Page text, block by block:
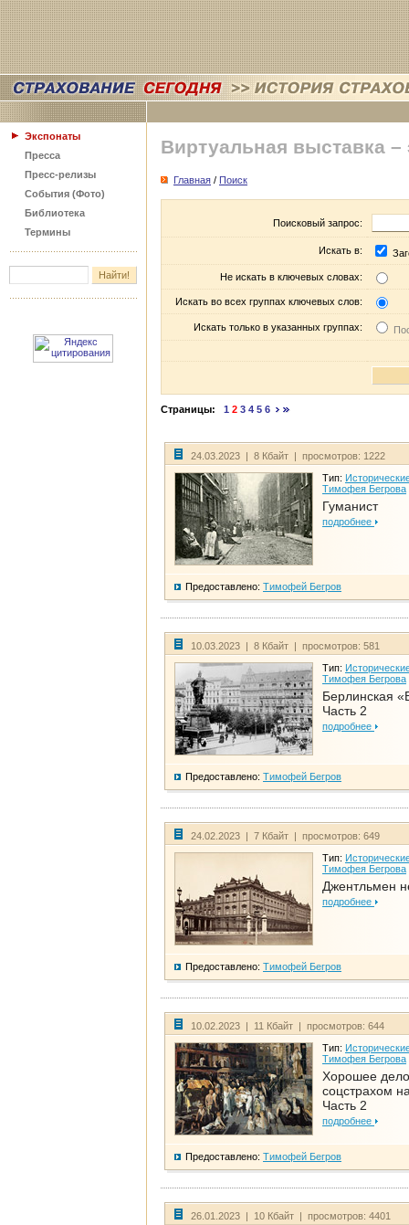
Экспонаты
Пресса
Пресс-релизы
События (Фото)
Библиотека
Термины
Виртуальная выставка –
Главная / Поиск
Поисковый запрос:
Искать в:
Не искать в ключевых словах:
Искать во всех группах ключевых слов:
Искать только в указанных группах:
Страницы: 1 2 3 4 5 6
24.03.2023 | 8 Кбайт | просмотров: 1222
Тип:
Тимофея Бегрова
Гуманист
подробнее
Предоставлено: Тимофей Бегров
10.03.2023 | 8 Кбайт | просмотров: 581
Тип:
Тимофея Бегрова
Берлинская
Часть 2
подробнее
Предоставлено: Тимофей Бегров
24.02.2023 | 7 Кбайт | просмотров: 649
Тип:
Тимофея Бегрова
Джентльмен
подробнее
Предоставлено: Тимофей Бегров
10.02.2023 | 11 Кбайт | просмотров: 644
Тип:
Тимофея Бегрова
Хорошее дело
соцстрахом
Часть 2
подробнее
Предоставлено: Тимофей Бегров
26.01.2023 | 10 Кбайт | просмотров: 4401